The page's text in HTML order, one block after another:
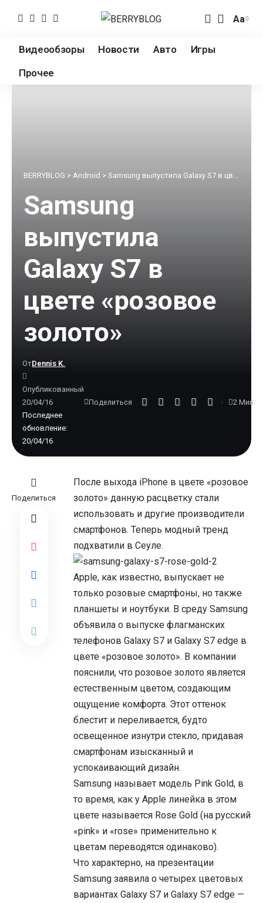
Аа
Видеообзоры Новости Авто
Игры
Прочее
BERRYBLOG > Android > Samsung выпустила Galaxy S7 в цвете «розовое золото»
Samsung
выпустила
Galaxy S7 в
цвете «розовое
золото»
Последнее
обновление:
20/04/16
ОтDennis K.
Опубликованный
20/04/16
Поделиться 2 Мин.
Поделиться
После выхода iPhone в цвете «розовое
золото» данную расцветку стали
использовать и другие производители
смартфонов. Теперь модный тренд
подхватили в Сеуле.
Apple, как известно, выпускает не
только розовые смартфоны, но также
планшеты и ноутбуки. В среду Samsung
объявила о выпуске флагманских
телефонов Galaxy S7 и Galaxy S7 edge в
цвете «розовое золото». В компании
пояснили, что розовое золото является
естественным цветом, создающим
ощущение комфорта. Этот оттенок
блестит и переливается, будто
освещенное изнутри стекло, придавая
смартфонам изысканный и
успокаивающий дизайн.
Samsung называет модель Pink Gold, в
то время, как у Apple линейка в этом
цвете называется Rose Gold (на русский
«pink» и «rose» применительно к
цветам переводятся одинаково).
Что характерно, на презентации
Samsung заявила о четырех цветовых
вариантах Galaxy S7 и Galaxy S7 edge —